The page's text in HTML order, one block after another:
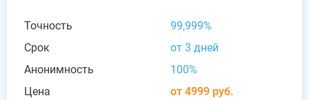
Точность
99,999%
Срок
от 3 дней
Анонимность
100%
Цена
от 4999 руб.